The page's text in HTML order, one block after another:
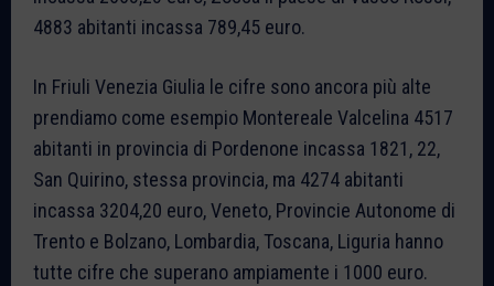
4883 abitanti incassa 789,45 euro.
In Friuli Venezia Giulia le cifre sono ancora più alte
prendiamo come esempio Montereale Valcelina 4517
abitanti in provincia di Pordenone incassa 1821, 22,
San Quirino, stessa provincia, ma 4274 abitanti
incassa 3204,20 euro, Veneto, Provincie Autonome di
Trento e Bolzano, Lombardia, Toscana, Liguria hanno
tutte cifre che superano ampiamente i 1000 euro.